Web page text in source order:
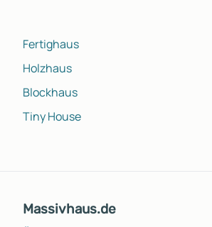
Fertighaus
Holzhaus
Blockhaus
Tiny House
Massivhaus.de